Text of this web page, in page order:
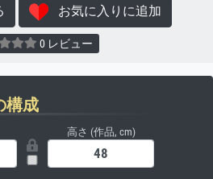
お気に入りに追加
0 レビュー
構成
高さ (作品, cm)